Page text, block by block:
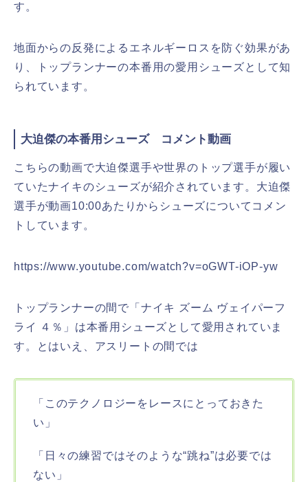
す。
地面からの反発によるエネルギーロスを防ぐ効果があ
り、トップランナーの本番用の愛用シューズとして知
られています。
大迫傑の本番用シューズ コメント動画
こちらの動画で大迫傑選手や世界のトップ選手が履い
ていたナイキのシューズが紹介されています。大迫傑
選手が動画10:00あたりからシューズについてコメン
トしています。
https://www.youtube.com/watch?v=oGWT-iOP-yw
トップランナーの間で「ナイキ ズーム ヴェイパーフ
ライ ４％」は本番用シューズとして愛用されていま
す。とはいえ、アスリートの間では
「このテクノロジーをレースにとっておきた
い」
「日々の練習ではそのような“跳ね”は必要では
ない」